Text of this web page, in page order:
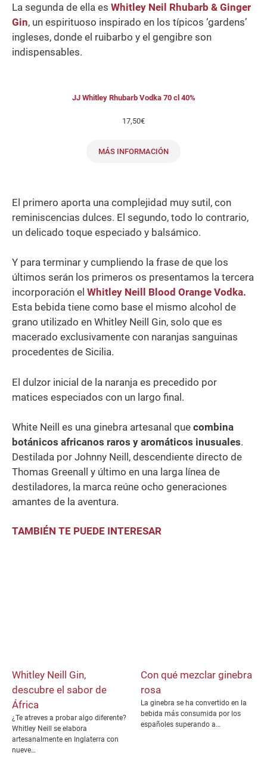
La segunda de ella es Whitley Neil Rhubarb & Ginger
Gin, un espirituoso inspirado en los típicos ‘gardens’
ingleses, donde el ruibarbo y el gengibre son
indispensables.
JJ Whitley Rhubarb Vodka 70 cl 40%
17,50€
MÁS INFORMACIÓN
El primero aporta una complejidad muy sutil, con
reminiscencias dulces. El segundo, todo lo contrario,
un delicado toque especiado y balsámico.
Y para terminar y cumpliendo la frase de que los
últimos serán los primeros os presentamos la tercera
incorporación el Whitley Neill Blood Orange Vodka.
Esta bebida tiene como base el mismo alcohol de
grano utilizado en Whitley Neill Gin, solo que es
macerado exclusivamente con naranjas sanguinas
procedentes de Sicilia.
El dulzor inicial de la naranja es precedido por
matices especiados con un largo final.
White Neill es una ginebra artesanal que combina
botánicos africanos raros y aromáticos inusuales.
Destilada por Johnny Neill, descendiente directo de
Thomas Greenall y último en una larga línea de
destiladores, la marca reúne ocho generaciones
amantes de la aventura.
TAMBIÉN TE PUEDE INTERESAR
Whitley Neill Gin,
descubre el sabor de
África
¿Te atreves a probar algo diferente?
Whitley Neill se elabora
artesanalmente en Inglaterra con
nueve…
Con qué mezclar ginebra
rosa
La ginebra se ha convertido en la
bebida más consumida por los
españoles superando a…